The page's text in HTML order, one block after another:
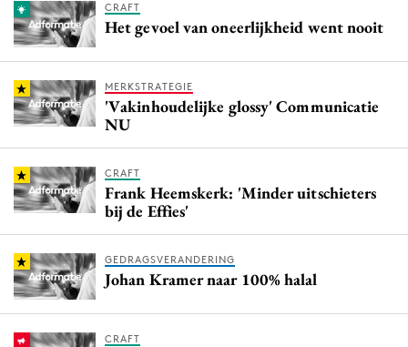
CRAFT
Het gevoel van oneerlijkheid went nooit
MERKSTRATEGIE
'Vakinhoudelijke glossy' Communicatie
NU
CRAFT
Frank Heemskerk: 'Minder uitschieters
bij de Effies'
GEDRAGSVERANDERING
Johan Kramer naar 100% halal
CRAFT